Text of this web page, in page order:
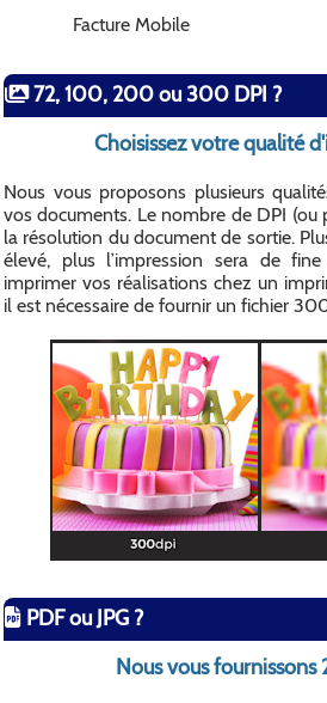
Facture Mobile
72, 100, 200 ou 300 DPI ?
Choisissez votre qualité
Nous vous proposons plusieurs
vos documents. Le nombre de DPI
la résolution du document de sortie.
élevé, plus l’impression sera de
imprimer vos réalisations chez un
il est nécessaire de fournir un fichier
PDF ou JPG ?
Nous vous fournissons